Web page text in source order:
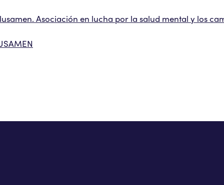
Asociación en lucha por la salud mental y los